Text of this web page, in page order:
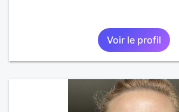
Voir le profil